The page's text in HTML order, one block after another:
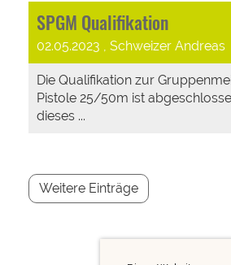
SPGM Qualifikation
02.05.2023 , Schweizer Andreas
Die Qualifikation zur
Pistole 25/50m ist
dieses ...
Weitere Einträge